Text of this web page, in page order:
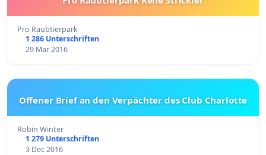
Pro Raubtierpark
1 286 Unterschriften
29 Mar 2016
Offener Brief an den Verpächter des Club Charlotte
Robin Winter
1 279 Unterschriften
3 Dec 2016